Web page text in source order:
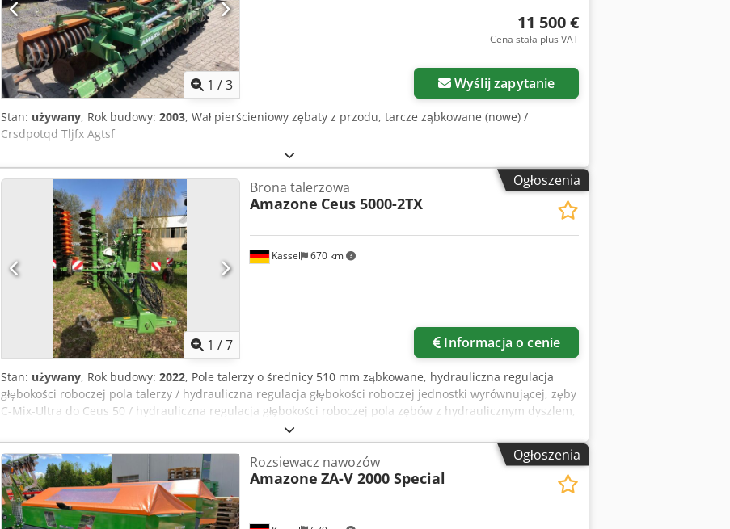
1 /3
11 500 €
Cena stała plus VAT
Wyślij zapytanie
Stan: używany, Rok budowy: 2003, Wał pierścieniowy zębaty z przodu, tarcze ząbkowane (nowe) /
Crsdpotqd Tljfx Agtsf
Ogłoszenia
1 /7
Kassel 670 km
Brona talerzowa
Amazone Ceus 5000-2TX
Informacja o cenie
Stan: używany, Rok budowy: 2022, Pole talerzy o średnicy 510 mm ząbkowane, hydrauliczna regulacja
głębokości roboczej pola talerzy / hydrauliczna regulacja głębokości roboczej jednostki wyrównującej, zęby
C-Mix-Ultra do Ceus 50 / hydrauliczna regulacja głębokości roboczej pola zębów z hydraulicznym dyszlem,
Ogłoszenia
Rozsiewacz nawozów
Amazone ZA-V 2000 Special